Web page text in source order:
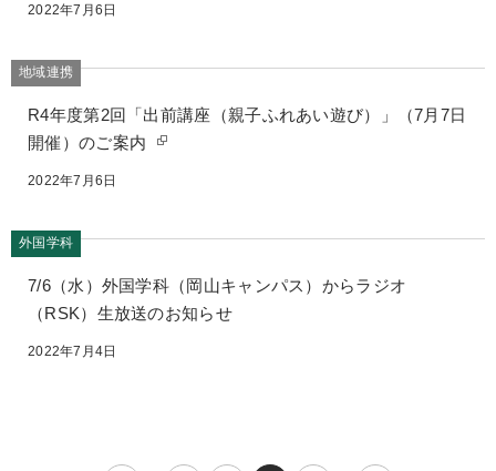
2022年7月6日
地域連携
R4年度第2回「出前講座（親子ふれあい遊び）」（7月7日
開催）のご案内
2022年7月6日
外国学科
7/6（水）外国学科（岡山キャンパス）からラジオ
（RSK）生放送のお知らせ
2022年7月4日